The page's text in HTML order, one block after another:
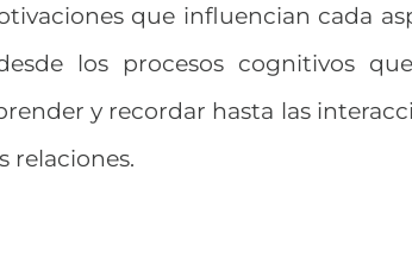
que influencian cada
los procesos cognitivos
y recordar hasta las
relaciones.